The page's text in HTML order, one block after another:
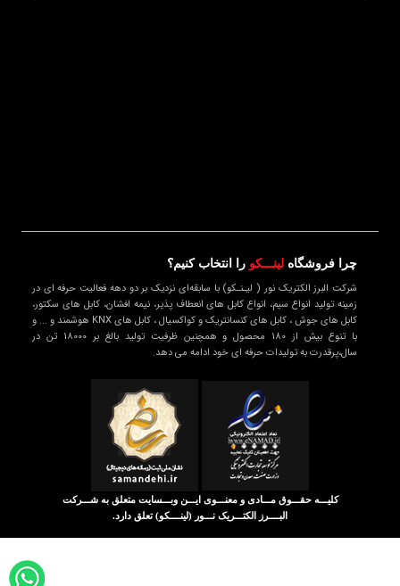
چرا فروشگاه لینـــکو را انتخاب کنیم؟
شرکت البرز الکتریک نور ( لیـنـکو) با سابقه‌ای نزدیک بر دو دهه فعالیت حرفه ای در
زمینه تولید انواع سیم، انواع کابل های انعطاف پذیر، نیمه افشان، کابل های سکتور،
کابل های جوش ، کابل های کنسانتریک و کواکسیال ، کابل های KNX هوشمند و ... و
با تنوع بیش از 180 محصول و همچنین ظرفیت تولید بالغ بر 18000 تن در
سال،پرقدرت به تولیدات حرفه ای خود ادامه می دهد.
کلیـــه حقـــوق مـــادی و معنـــوی ایـــن وبـــسایت متعلق به شـــرکت
البــــرز الکتـــریک نـــور (لینــــکو)تعلق دارد.